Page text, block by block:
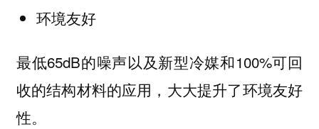
环境友好
最低65dB的噪声以及新型冷媒和100%可回
收的结构材料的应用，大大提升了环境友好
性。